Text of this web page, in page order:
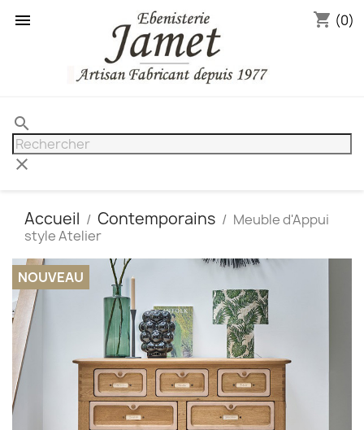
 shopping_cart (0)
search
clear
Accueil Contemporains
Meuble d'Appui
style Atelier
NOUVEAU